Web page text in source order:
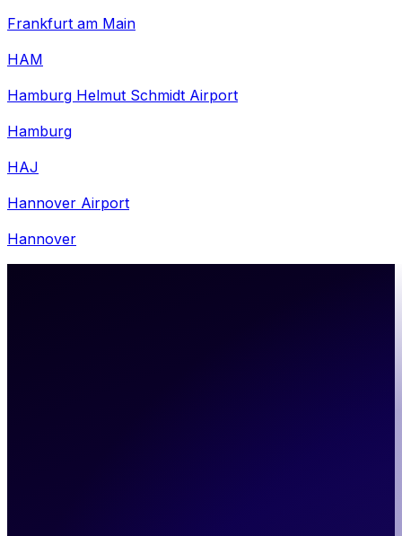
Frankfurt am Main
HAM
Hamburg Helmut Schmidt Airport
Hamburg
HAJ
Hannover Airport
Hannover